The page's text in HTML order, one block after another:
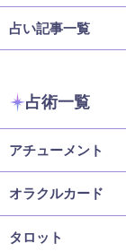
占い記事一覧
占術一覧
アチューメント
オラクルカード
タロット